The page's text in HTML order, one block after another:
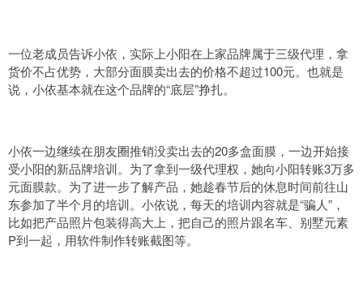
一位老成员告诉小依，实际上小阳在上家品牌属于三级代理，拿
货价不占优势，大部分面膜卖出去的价格不超过100元。也就是
说，小依基本就在这个品牌的“底层”挣扎。
小依一边继续在朋友圈推销没卖出去的20多盒面膜，一边开始接
受小阳的新品牌培训。为了拿到一级代理权，她向小阳转账3万多
元面膜款。为了进一步了解产品，她趁春节后的休息时间前往山
东参加了半个月的培训。小依说，每天的培训内容就是“骗人”，
比如把产品照片包装得高大上，把自己的照片跟名车、别墅元素
P到一起，用软件制作转账截图等。